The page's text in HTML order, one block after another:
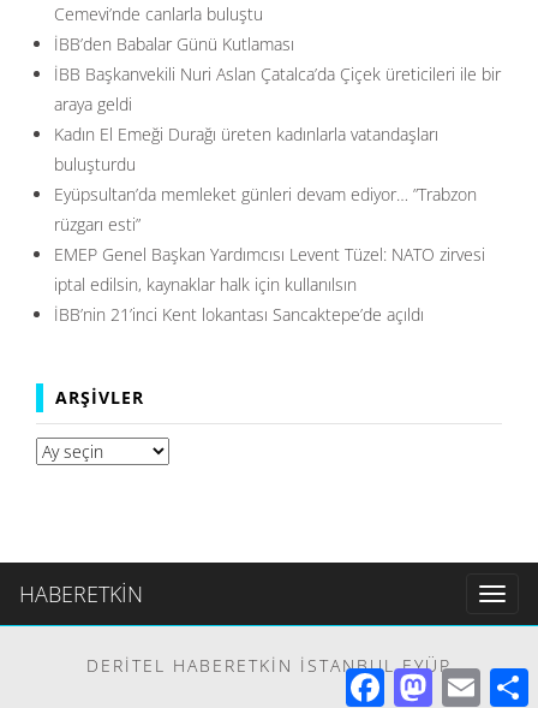
Cemevi’nde canlarla buluştu
İBB’den Babalar Günü Kutlaması
İBB Başkanvekili Nuri Aslan Çatalca’da Çiçek üreticileri ile bir
araya geldi
Kadın El Emeği Durağı üreten kadınlarla vatandaşları
buluşturdu
Eyüpsultan’da memleket günleri devam ediyor… ”Trabzon
rüzgarı esti”
EMEP Genel Başkan Yardımcısı Levent Tüzel: NATO zirvesi
iptal edilsin, kaynaklar halk için kullanılsın
İBB’nin 21’inci Kent lokantası Sancaktepe’de açıldı
ARŞIVLER
Arşivler
HABERETKİN
Toggle
DERITEL HABERETKIN İSTANBUL EYÜP
FacebookMastodon
Email